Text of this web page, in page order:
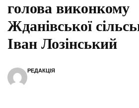
голова виконкому
Жданівської
Іван Лозінський
РЕДАКЦІЯ